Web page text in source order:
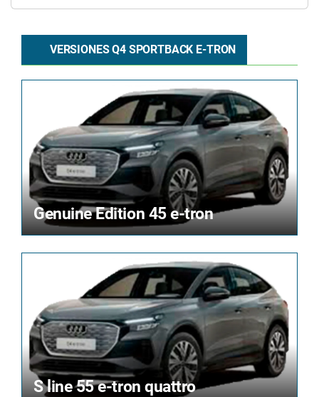
VERSIONES Q4 SPORTBACK E-TRON
Genuine Edition 45 e-tron
S line 55 e-tron quattro